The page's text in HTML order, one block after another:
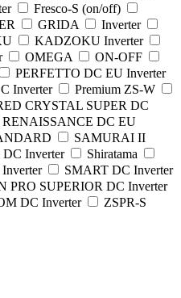
Fresco-S (on/off)
GRIDA
Inverter
KADZOKU Inverter
OMEGA
ON-OFF
PERFETTO DC EU Inverter
Inverter
Premium ZS-W
CRYSTAL SUPER DC
RENAISSANCE DC EU
SAMURAI II
DC Inverter
Shiratama
SMART DC Inverter
PRO SUPERIOR DC Inverter
DC Inverter
ZSPR-S